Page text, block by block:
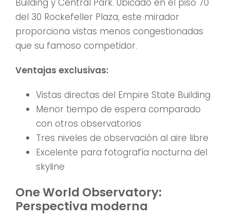
Building y Central Park. Ubicado en el piso 70
del 30 Rockefeller Plaza, este mirador
proporciona vistas menos congestionadas
que su famoso competidor.
Ventajas exclusivas:
Vistas directas del Empire State Building
Menor tiempo de espera comparado
con otros observatorios
Tres niveles de observación al aire libre
Excelente para fotografía nocturna del
skyline
One World Observatory:
Perspectiva moderna